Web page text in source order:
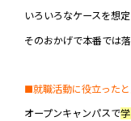
いろいろなケースを想
そのおかげで本番では
■就職活動に役立った
オープンキャンパスで